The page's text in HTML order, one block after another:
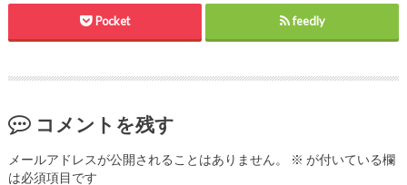
Pocket feedly
コメントを残す
メールアドレスが公開されることはありません。 ※ が付いている欄
は必須項目です